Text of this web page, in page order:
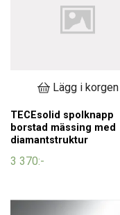
Lägg i korgen
TECEsolid spolknapp
borstad mässing med
diamantstruktur
3 370:-